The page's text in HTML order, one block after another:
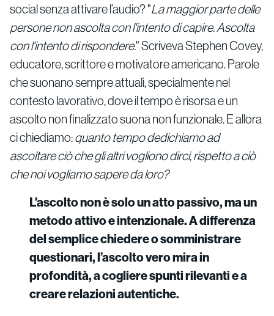
social senza attivare l’audio? "La maggior parte delle
persone non ascolta con l'intento di capire. Ascolta
con l'intento di rispondere." Scriveva Stephen Covey,
educatore, scrittore e motivatore americano. Parole
che suonano sempre attuali, specialmente nel
contesto lavorativo, dove il tempo è risorsa e un
ascolto non finalizzato suona non funzionale. E allora
ci chiediamo:quanto tempo dedichiamo ad
ascoltare ciò che gli altri vogliono dirci, rispetto a ciò
che noi vogliamo sapere da loro?
L'ascolto non è solo un atto passivo, ma un
metodo attivo e intenzionale. A differenza
del semplice chiedere o somministrare
questionari, l’ascolto vero mira in
profondità, a cogliere spunti rilevanti e a
creare relazioni autentiche.